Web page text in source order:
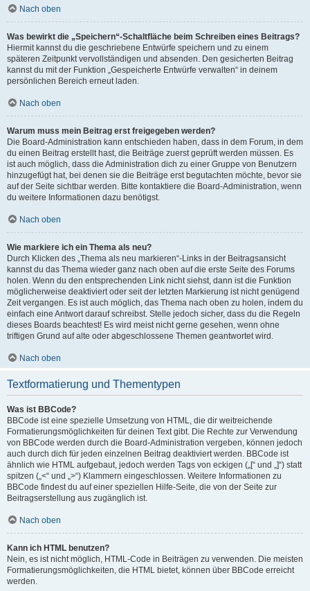
Nach oben
Was bewirkt die „Speichern“-Schaltfläche beim Schreiben eines Beitrags?
Hiermit kannst du die geschriebene Entwürfe speichern und zu einem
späteren Zeitpunkt vervollständigen und absenden. Den gesicherten Beitrag
kannst du mit der Funktion „Gespeicherte Entwürfe verwalten“ in deinem
persönlichen Bereich erneut laden.
Nach oben
Warum muss mein Beitrag erst freigegeben werden?
Die Board-Administration kann entschieden haben, dass in dem Forum, in dem
du einen Beitrag erstellt hast, die Beiträge zuerst geprüft werden müssen. Es
ist auch möglich, dass die Administration dich zu einer Gruppe von Benutzern
hinzugefügt hat, bei denen sie die Beiträge erst begutachten möchte, bevor sie
auf der Seite sichtbar werden. Bitte kontaktiere die Board-Administration, wenn
du weitere Informationen dazu benötigst.
Nach oben
Wie markiere ich ein Thema als neu?
Durch Klicken des „Thema als neu markieren“-Links in der Beitragsansicht
kannst du das Thema wieder ganz nach oben auf die erste Seite des Forums
holen. Wenn du den entsprechenden Link nicht siehst, dann ist die Funktion
möglicherweise deaktiviert oder seit der letzten Markierung ist nicht genügend
Zeit vergangen. Es ist auch möglich, das Thema nach oben zu holen, indem du
einfach eine Antwort darauf schreibst. Stelle jedoch sicher, dass du die Regeln
dieses Boards beachtest! Es wird meist nicht gerne gesehen, wenn ohne
triftigen Grund auf alte oder abgeschlossene Themen geantwortet wird.
Nach oben
Textformatierung und Thementypen
Was ist BBCode?
BBCode ist eine spezielle Umsetzung von HTML, die dir weitreichende
Formatierungsmöglichkeiten für deinen Text gibt. Die Rechte zur Verwendung
von BBCode werden durch die Board-Administration vergeben, können jedoch
auch durch dich für jeden einzelnen Beitrag deaktiviert werden. BBCode ist
ähnlich wie HTML aufgebaut, jedoch werden Tags von eckigen („[“ und „]“) statt
spitzen („<“ und „>“) Klammern eingeschlossen. Weitere Informationen zu
BBCode findest du auf einer speziellen Hilfe-Seite, die von der Seite zur
Beitragserstellung aus zugänglich ist.
Nach oben
Kann ich HTML benutzen?
Nein, es ist nicht möglich, HTML-Code in Beiträgen zu verwenden. Die meisten
Formatierungsmöglichkeiten, die HTML bietet, können über BBCode erreicht
werden.